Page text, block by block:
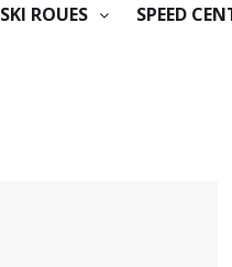
SKI ROUES SPEED